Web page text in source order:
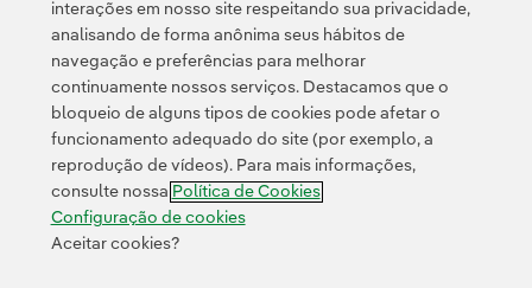
Contato Clientes Política de Privacidade Informação legal
Transparência no uso da IA Política de cookies
Acessibilidade
interações em nosso site respeitando sua privacidade,
analisando de forma anônima seus hábitos de
navegação e preferências para melhorar
continuamente nossos serviços. Destacamos que o
bloqueio de alguns tipos de cookies pode afetar o
funcionamento adequado do site (por exemplo, a
reprodução de vídeos). Para mais informações,
consulte nossa Política de Cookies
Configuração de cookies
Aceitar cookies?